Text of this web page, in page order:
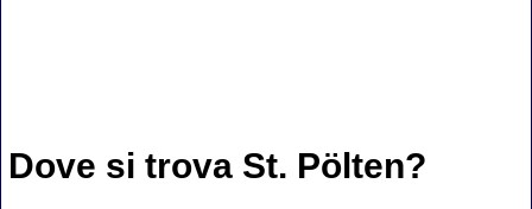
Dove si trova St. Pölten?